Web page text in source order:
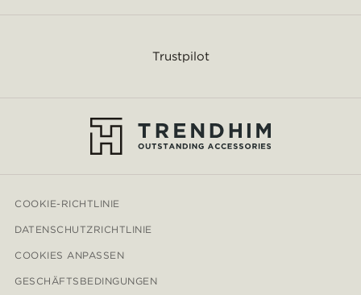
Trustpilot
COOKIE-RICHTLINIE
DATENSCHUTZRICHTLINIE
COOKIES ANPASSEN
GESCHÄFTSBEDINGUNGEN